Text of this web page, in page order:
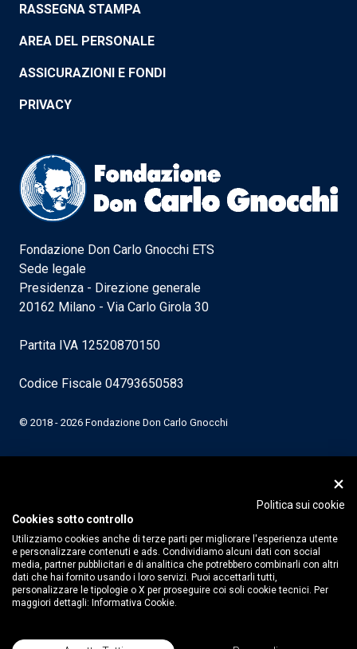
RASSEGNA STAMPA
AREA DEL PERSONALE
ASSICURAZIONI E FONDI
PRIVACY
Fondazione Don Carlo Gnocchi ETS
Sede legale
Presidenza - Direzione generale
20162 Milano - Via Carlo Girola 30
Partita IVA 12520870150
Codice Fiscale 04793650583
© 2018 - 2026 Fondazione Don Carlo Gnocchi
Politica sui cookie
Cookies sotto controllo
Utilizziamo cookies anche di terze parti per migliorare l'esperienza utente
e personalizzare contenuti e ads. Condividiamo alcuni dati con social
media, partner pubblicitari e di analitica che potrebbero combinarli con altri
dati che hai fornito usando i loro servizi. Puoi accettarli tutti,
personalizzare le tipologie o X per proseguire coi soli cookie tecnici. Per
maggiori dettagli: Informativa Cookie.